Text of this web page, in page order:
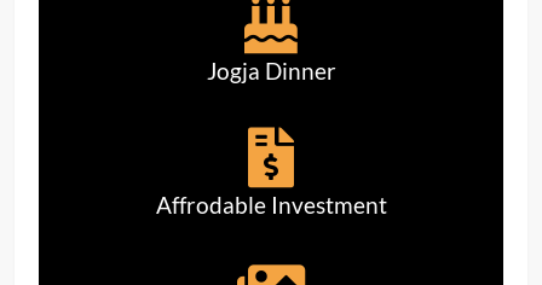
Jogja Dinner
Affrodable Investment